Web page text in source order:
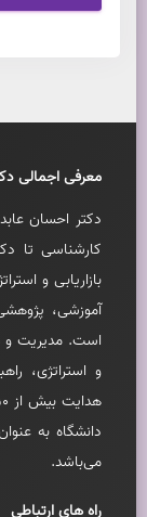
معرفی اجمالی
دکتر احسان
کارشناسی تا
بازاريابی و
آموزشی،
است. مديريت و
و استراتژی،
دانشگاه به
می‌باشد.
راه های ارتباطی